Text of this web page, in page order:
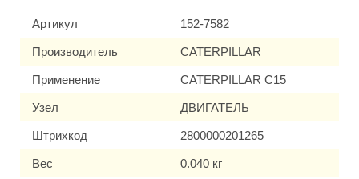
Артикул 152-7582
Производитель CATERPILLAR
Применение CATERPILLAR C15
Узел ДВИГАТЕЛЬ
Штрихкод 2800000201265
Вес 0.040 кг